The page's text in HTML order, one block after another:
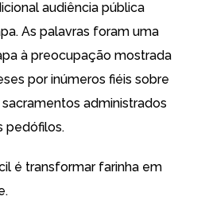
audiência pública
As palavras foram uma
à preocupação mostrada
por inúmeros fiéis sobre
administrados
pedófilos.
é transformar farinha em